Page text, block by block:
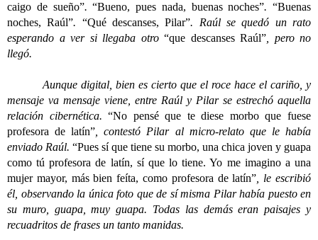
caigo de sueño”.“Bueno, pues nada, buenas noches”. “Buenas
noches, Raúl”. “Qué descanses, Pilar”. Raúl se quedó un rato
esperando a ver si llegaba otro “que descanses Raúl” , pero no
llegó.
Aunque digital, bien es cierto que el roce hace el cariño, y
mensaje va mensaje viene, entre Raúl y Pilar se estrechó aquella
relación cibernética.“No pensé que te diese morbo que fuese
profesora de latín” , contestó Pilar al micro-relato que le había
enviado Raúl. “Pues sí que tiene su morbo, una chica joven y guapa
como tú profesora de latín, sí que lo tiene. Yo me imagino a una
mujer mayor, más bien feíta, como profesora de latín” , le escribió
él, observando la única foto que de sí misma Pilar había puesto en
su muro, guapa, muy guapa. Todas las demás eran paisajes y
recuadritos de frases un tanto manidas.